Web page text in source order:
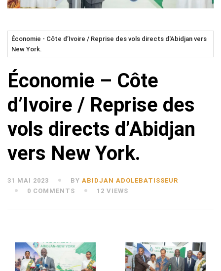
Économie - Côte d’Ivoire / Reprise des vols directs d'Abidjan vers
New York.
Économie – Côte
d’Ivoire / Reprise des
vols directs d’Abidjan
vers New York.
31 MAI 2023 BY ABIDJAN ADOLEBATISSEUR
0 COMMENTS
12 VIEWS